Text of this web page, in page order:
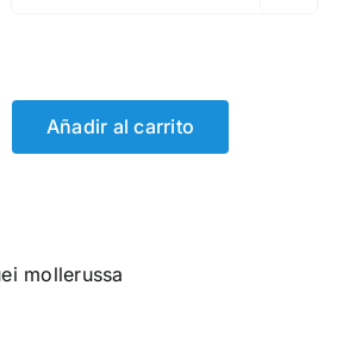
Añadir al carrito
mollerussa